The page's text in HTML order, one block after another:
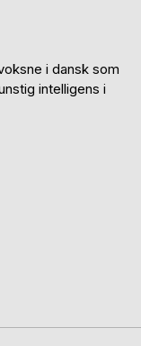
i dansk som
intelligens i